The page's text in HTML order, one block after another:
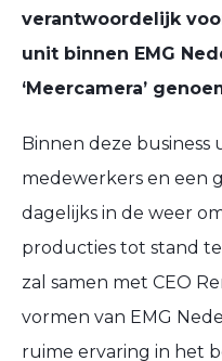
verantwoordelijk
unit binnen EMG
‘Meercamera’
Binnen deze business
medewerkers en een
dagelijks in de weer
producties tot stand
zal samen met CEO
vormen van EMG
ruime ervaring in het